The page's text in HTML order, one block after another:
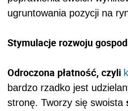
ugruntowania pozycji na
Stymulacje rozwoju
Odroczona płatność, czyli
bardzo rzadko jest
stronę. Tworzy się swoista